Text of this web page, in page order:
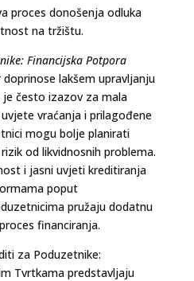
proces donošenja odluka
na tržištu.
Financijska Potpora
lakšem upravljanju
često izazov za mala
vraćanja i prilagođene
mogu bolje planirati
od likvidnosnih problema.
i jasni uvjeti kreditiranja
poput
pružaju dodatnu
financiranja.
za Poduzetnike:
Tvrtkama predstavljaju